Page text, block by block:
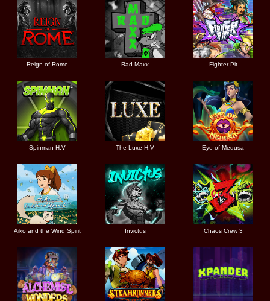
Reign of Rome Rad Maxx Fighter Pit
Spinman H.V The Luxe H.V Eye of Medusa
Aiko and the Wind Spirit Invictus Chaos Crew 3